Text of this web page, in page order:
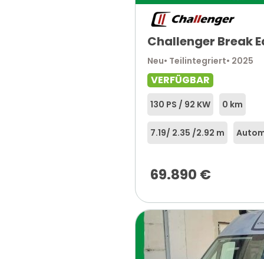
Challenger Break
Neu• Teilintegriert• 2025
VERFÜGBAR
130 PS / 92 KW 0 km
7.19/ 2.35 /2.92 m
69.890 €